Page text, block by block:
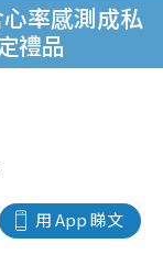
率感測成私
禮品
用 App 睇文